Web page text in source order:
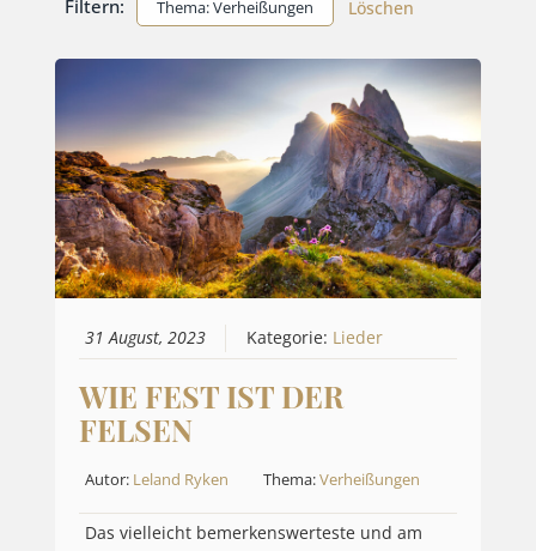
Filtern: Thema: Verheißungen Löschen
31 August, 2023 Kategorie: Lieder
WIE FEST IST DER
FELSEN
Autor: Leland Ryken Thema:Verheißungen
Das vielleicht bemerkenswerteste und am